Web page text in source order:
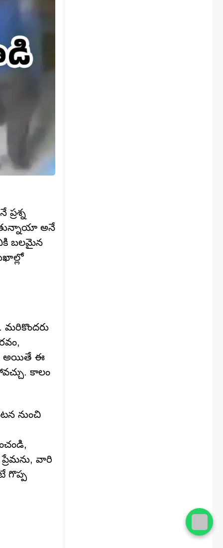
అనే
బలమైన
మరికొందరు
అయితే ఈ
కాలం
నుంచి
ప్రేమను, వారి
గొప్ప